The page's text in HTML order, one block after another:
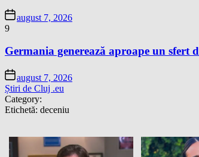
august 7, 2026
9
Germania generează aproape un
august 7, 2026
Știri de Cluj .eu
Category:
Etichetă: deceniu